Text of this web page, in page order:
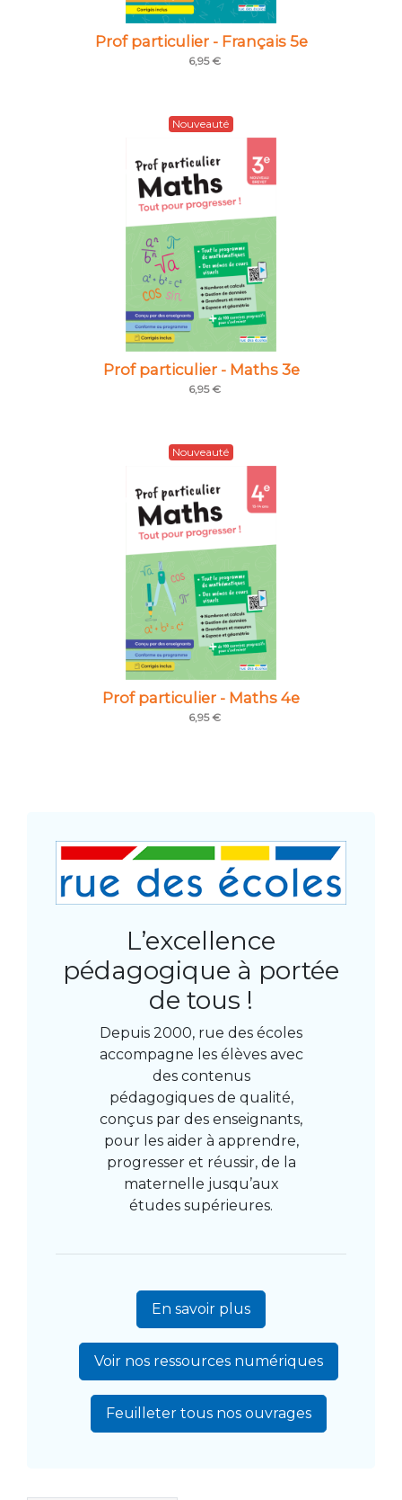
Prof particulier - Français 5e
6,95 €
Nouveauté
Prof particulier - Maths 3e
6,95 €
Nouveauté
Prof particulier - Maths 4e
6,95 €
L’excellence
pédagogique à portée
de tous !
Depuis 2000, rue des écoles
accompagne les élèves avec
des contenus
pédagogiques de qualité,
conçus par des enseignants,
pour les aider à apprendre,
progresser et réussir, de la
maternelle jusqu’aux
études supérieures.
En savoir plus
Voir nos ressources numériques
Feuilleter tous nos ouvrages